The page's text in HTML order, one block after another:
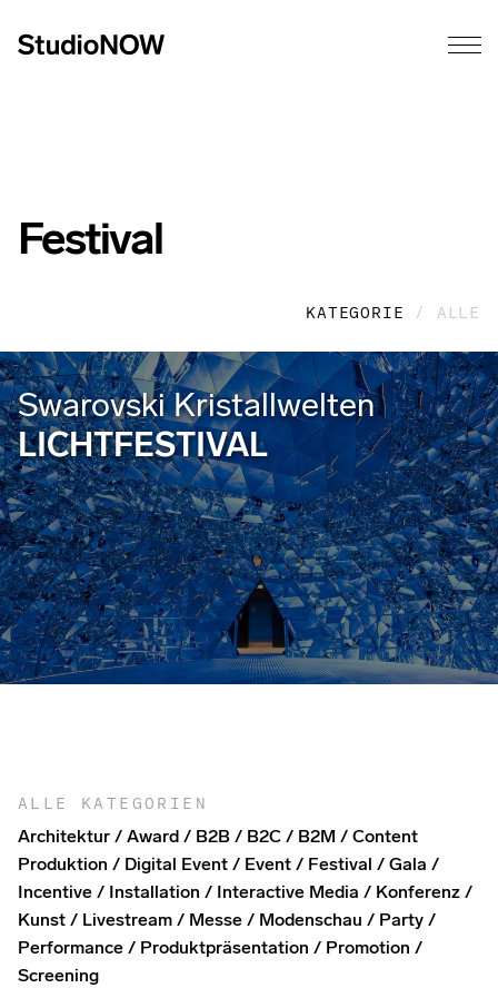
Festival
KATEGORIE / ALLE
Swarovski Kristallwelten
LICHTFESTIVAL
ALLE KATEGORIEN
Architektur Award B2B B2C B2M
Content
Produktion
Digital Event Event Festival
Gala
Incentive
Installation Interactive Media
Konferenz
Kunst
Livestream Messe Modenschau
Party
Performance
Produktpräsentation
Promotion
Screening